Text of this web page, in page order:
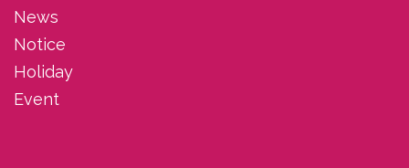
News
Notice
Holiday
Event